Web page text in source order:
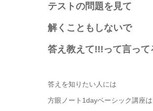
テストの問題を見て
解くこともしないで
答え教えて!!!って言って
答えを知りたい人には
方眼ノート1dayベーシック講座は